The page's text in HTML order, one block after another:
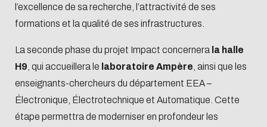
l’excellence de sa recherche, l’attractivité de ses
formations et la qualité de ses infrastructures.
La seconde phase du projet Impact concernera la halle
H9 , qui accueillera le laboratoire Ampère , ainsi que les
enseignants-chercheurs du département EEA –
Électronique, Électrotechnique et Automatique. Cette
étape permettra de moderniser en profondeur les